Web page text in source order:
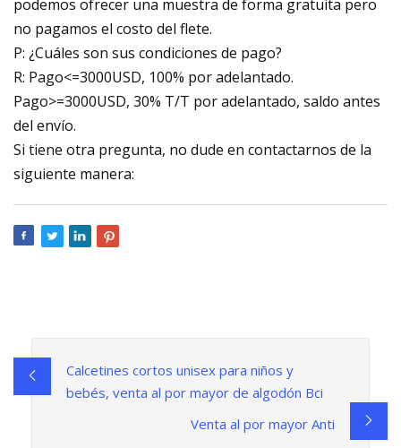
podemos ofrecer una muestra de forma gratuita pero
no pagamos el costo del flete.
P: ¿Cuáles son sus condiciones de pago?
R: Pago<=3000USD, 100% por adelantado.
Pago>=3000USD, 30% T/T por adelantado, saldo antes
del envío.
Si tiene otra pregunta, no dude en contactarnos de la
siguiente manera:
Calcetines cortos unisex para niños y
bebés, venta al por mayor de algodón Bci
Venta al por mayor Anti